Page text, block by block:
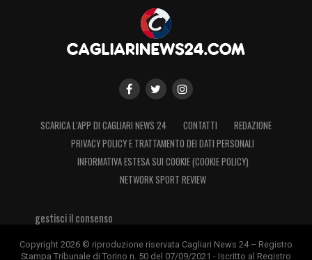
SCARICA L’APP DI CAGLIARI NEWS 24 CONTATTI
REDAZIONE
PRIVACY POLICY E TRATTAMENTO DEI DATI PERSONALI
INFORMATIVA ESTESA SUI COOKIE (COOKIE POLICY)
NETWORK SPORT REVIEW
gestisci il consenso
Copyright 2026 © riproduzione riservata Cagliari News 24 – Registro
Stampa Tribunale di Torino n. 50 del 07/09/2021 - Iscritto al Registro